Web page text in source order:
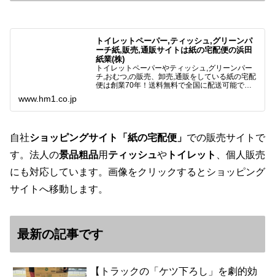
トイレットペーパー,ティッシュ,グリーンパ
ーチ紙,販売,通販サイトは紙の宅配便の浜田
紙業(株)
トイレットペーパーやティッシュ,グリーンパー
チ,おむつ,の販売、卸売,通販をしている紙の宅配
便は創業70年！送料無料で全国に配送可能で
様と歩んでまいりま…
www.hm1.co.jp
自社ショッピングサイト「紙の宅配便」 での販売サイトで
す。法人の景品粗品用 ティッシュや トイレット
、個人販売
にも対応しています。画像をクリックするとショッピング
サイトへ移動します。
最新の記事です
【トラックの「ケツ下ろし」を劇的効